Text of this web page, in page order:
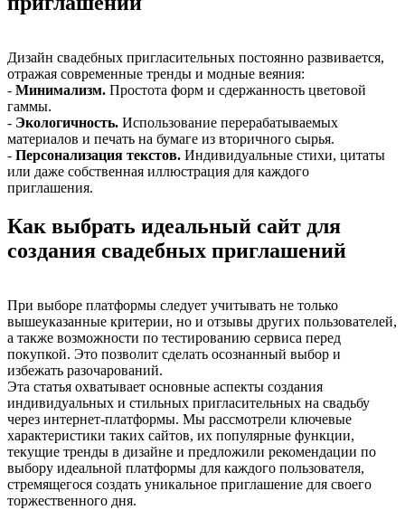
Дизайн свадебных пригласительных постоянно развивается,
отражая современные тренды и модные веяния:
- Минимализм. Простота форм и сдержанность цветовой
гаммы.
- Экологичность. Использование перерабатываемых
материалов и печать на бумаге из вторичного сырья.
- Персонализация текстов. Индивидуальные стихи, цитаты
или даже собственная иллюстрация для каждого
приглашения.
Как выбрать идеальный сайт для
создания свадебных приглашений
При выборе платформы следует учитывать не только
вышеуказанные критерии, но и отзывы других пользователей,
а также возможности по тестированию сервиса перед
покупкой. Это позволит сделать осознанный выбор и
избежать разочарований.
Эта статья охватывает основные аспекты создания
индивидуальных и стильных пригласительных на свадьбу
через интернет-платформы. Мы рассмотрели ключевые
характеристики таких сайтов, их популярные функции,
текущие тренды в дизайне и предложили рекомендации по
выбору идеальной платформы для каждого пользователя,
стремящегося создать уникальное приглашение для своего
торжественного дня.